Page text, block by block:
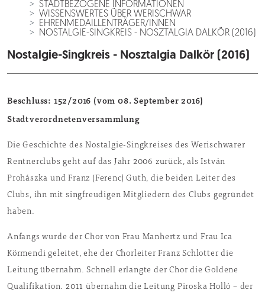
STADTBEZOGENE INFORMATIONEN
WISSENSWERTES ÜBER WERISCHWAR
EHRENMEDAILLENTRÄGER/INNEN
NOSTALGIE-SINGKREIS - NOSZTALGIA DALKÖR (2016)
Nostalgie-Singkreis - Nosztalgia Dalkör (2016)
Beschluss: 152/2016 (vom 08. September 2016)
Stadtverordnetenversammlung
Die Geschichte des Nostalgie-Singkreises des Werischwarer
Rentnerclubs geht auf das Jahr 2006 zurück, als István
Prohászka und Franz (Ferenc) Guth, die beiden Leiter des
Clubs, ihn mit singfreudigen Mitgliedern des Clubs gegründet
haben.
Anfangs wurde der Chor von Frau Manhertz und Frau Ica
Körmendi geleitet, ehe der Chorleiter Franz Schlotter die
Leitung übernahm. Schnell erlangte der Chor die Goldene
Qualifikation. 2011 übernahm die Leitung Piroska Holló – der